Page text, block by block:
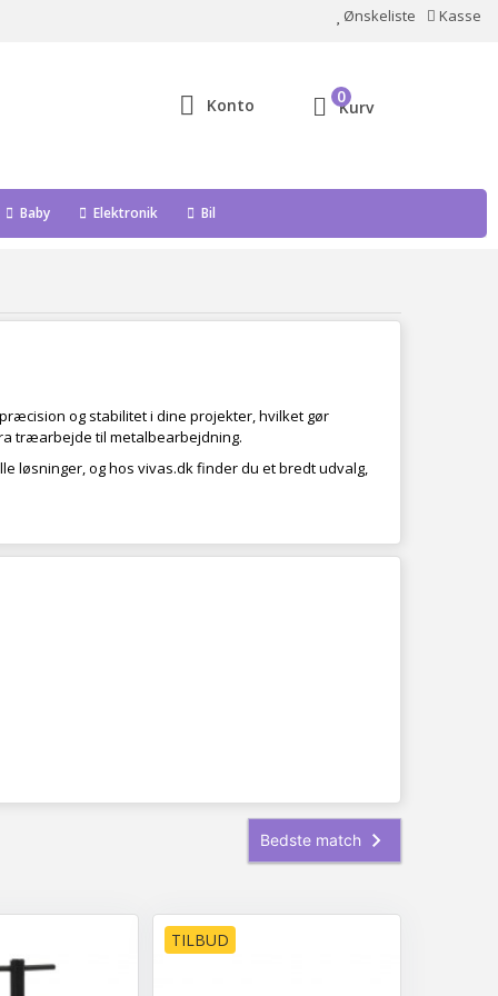
Ønskeliste Kasse
Konto Kurv
0
Baby Elektronik Bil
og stabilitet i dine projekter, hvilket gør
træarbejde til metalbearbejdning.
løsninger, og hos vivas.dk finder du et bredt udvalg,
TILBUD